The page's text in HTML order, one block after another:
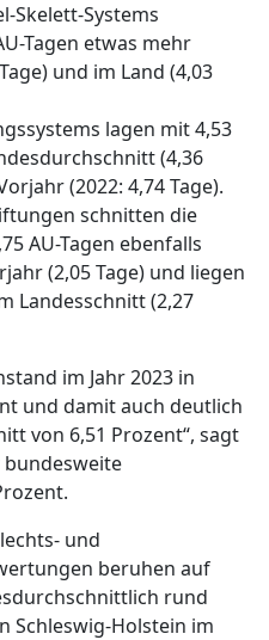
Skelett-Systems
Tagen etwas mehr
und im Land (4,03
lagen mit 4,53
(4,36
(2022: 4,74 Tage).
schnitten die
AU-Tagen ebenfalls
(2,05 Tage) und liegen
Landesschnitt (2,27
im Jahr 2023 in
und damit auch deutlich
von 6,51 Prozent“, sagt
bundesweite
und
beruhen auf
rund
Schleswig-Holstein im